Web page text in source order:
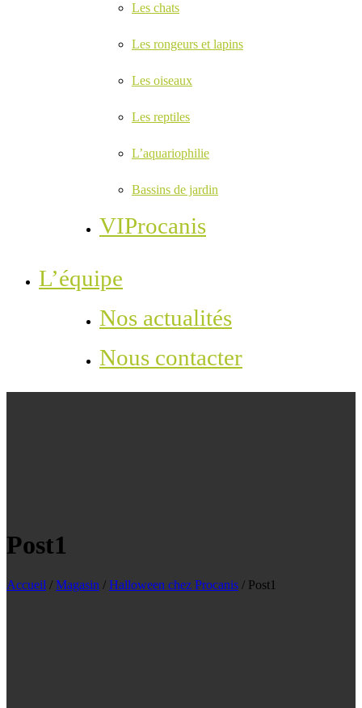
Les chats
Les rongeurs et lapins
Les oiseaux
Les reptiles
L’aquariophilie
Bassins de jardin
VIProcanis
L’équipe
Nos actualités
Nous contacter
Post1
Accueil / Magasin / Halloween chez Procanis / Post1